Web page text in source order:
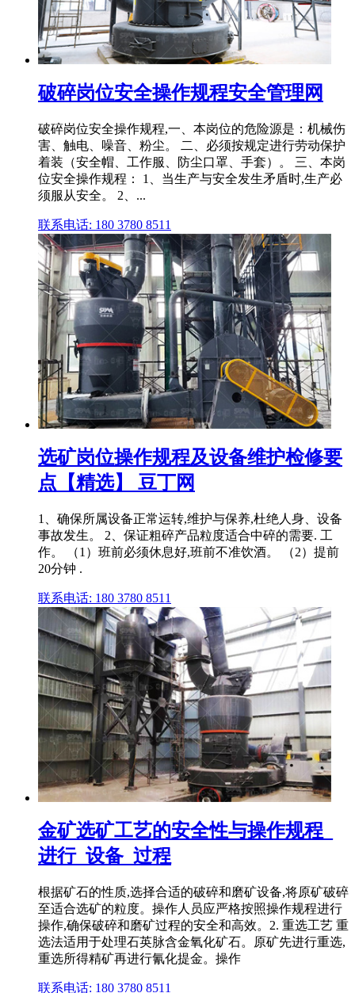
破碎岗位安全操作规程安全管理网
破碎岗位安全操作规程,一、本岗位的危险源是：机械伤
害、触电、噪音、粉尘。 二、必须按规定进行劳动保护
着装（安全帽、工作服、防尘口罩、手套）。 三、本岗
位安全操作规程： 1、当生产与安全发生矛盾时,生产必
须服从安全。 2、...
联系电话: 180 3780 8511
选矿岗位操作规程及设备维护检修要
点【精选】 豆丁网
1、确保所属设备正常运转,维护与保养,杜绝人身、设备
事故发生。 2、保证粗碎产品粒度适合中碎的需要. 工
作。 （1）班前必须休息好,班前不准饮酒。 （2）提前
20分钟 .
联系电话: 180 3780 8511
金矿选矿工艺的安全性与操作规程_
进行_设备_过程
根据矿石的性质,选择合适的破碎和磨矿设备,将原矿破碎
至适合选矿的粒度。操作人员应严格按照操作规程进行
操作,确保破碎和磨矿过程的安全和高效。2. 重选工艺 重
选法适用于处理石英脉含金氧化矿石。原矿先进行重选,
重选所得精矿再进行氰化提金。操作
联系电话: 180 3780 8511